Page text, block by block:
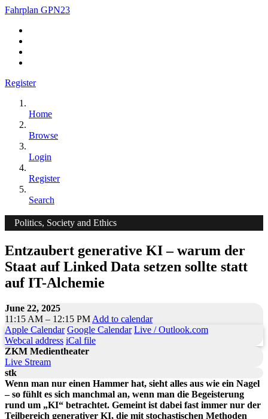
Fahrplan GPN23
Register
Home
Browse
Login
Register
Search
Politics, Society and Ethics
Entzaubert generative KI – warum der
Staat auf Linked Data setzen sollte statt
auf IT-Alchemie
June 22, 2025
11:15 AM – 12:15 PM Add to calendar
Apple Calendar Google Calendar Live / Outlook.com
Webcal address iCal file
ZKM Medientheater
Live Stream
stk
Wenn man nur einen Hammer hat, sieht alles aus wie ein Nagel
– so fühlt es sich manchmal an, wenn man die Begeisterung
rund um „KI“ betrachtet. Gemeint ist dabei fast immer nur der
Teilbereich generativer KI, die mit stochastischen Methoden